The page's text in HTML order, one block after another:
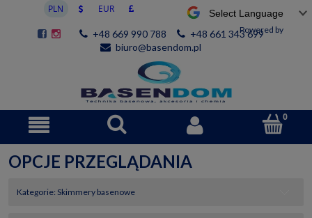
Powered by
+48 669 990 788
+48 661 343 699
biuro@basendom.pl
OPCJE PRZEGLĄDANIA
Kategorie: Skimmery basenowe